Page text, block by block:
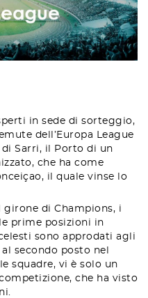
in sede di sorteggio,
dell’Europa League
di Sarri, il Porto di un
che ha come
il quale vinse lo
girone di Champions, i
prime posizioni in
sono approdati agli
secondo posto nel
squadre, vi è solo un
che ha visto